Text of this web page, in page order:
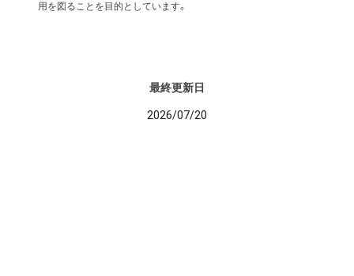
用を図ることを目的としています。
最終更新日
2026/07/20